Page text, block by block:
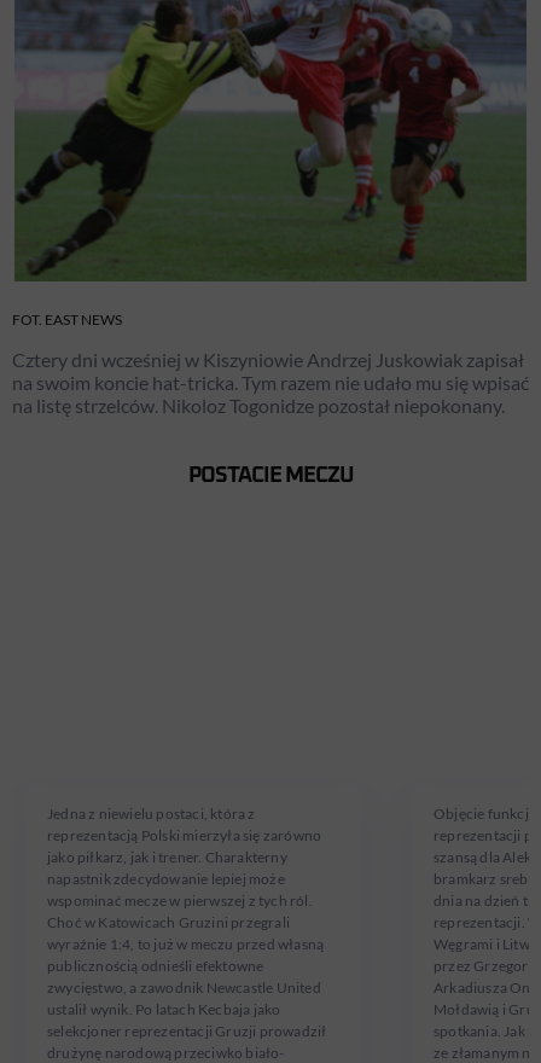
FOT. EAST NEWS
Cztery dni wcześniej w Kiszyniowie Andrzej Juskowiak zapisał
na swoim koncie hat-tricka. Tym razem nie udało mu się wpisać
na listę strzelców. Nikoloz Togonidze pozostał niepokonany.
POSTACIE MECZU
Jedna z niewielu postaci, która z
reprezentacją Polski mierzyła się zarówno
jako piłkarz, jak i trener. Charakterny
napastnik zdecydowanie lepiej może
wspominać mecze w pierwszej z tych ról.
Choć w Katowicach Gruzini przegrali
wyraźnie 1:4, to już w meczu przed własną
publicznością odnieśli efektowne
zwycięstwo, a zawodnik Newcastle United
ustalił wynik. Po latach Kecbaja jako
selekcjoner reprezentacji Gruzji prowadził
drużynę narodową przeciwko biało-
Objęcie funkcji
reprezentacji
szansą dla
bramkarz
dnia na dzień
reprezentacji.
Węgrami i Litwą
przez
Arkadiusza
Mołdawią i
spotkania. Jak
ze złamanym